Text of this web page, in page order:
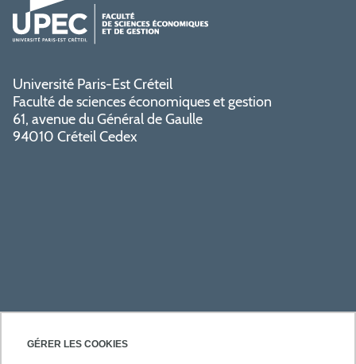
GÉRER LES COOKIES
Université Paris-Est Créteil
Faculté de sciences économiques et gestion
61, avenue du Général de Gaulle
94010 Créteil Cedex
PRATIQUE